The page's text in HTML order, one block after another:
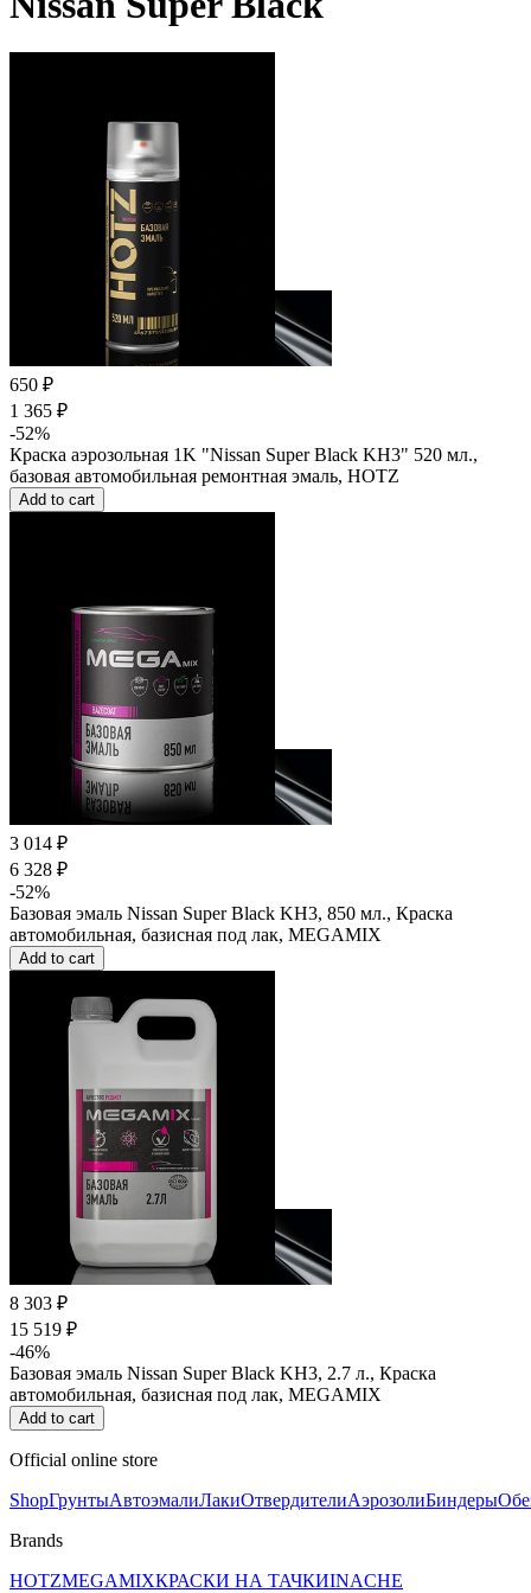
650 ₽
1 365 ₽
-52%
Краска аэрозольная 1K "Nissan Super Black KH3" 520 мл.,
базовая автомобильная ремонтная эмаль, HOTZ
Add to cart
3 014 ₽
6 328 ₽
-52%
Базовая эмаль Nissan Super Black KH3, 850 мл., Краска
автомобильная, базисная под лак, MEGAMIX
Add to cart
8 303 ₽
15 519 ₽
-46%
Базовая эмаль Nissan Super Black KH3, 2.7 л., Краска
автомобильная, базисная под лак, MEGAMIX
Add to cart
Official online store
ShopГрунтыАвтоэмалиЛакиОтвердителиАэрозолиБиндеры
Brands
HOTZMEGAMIXКРАСКИ НА ТАЧКИINACHE